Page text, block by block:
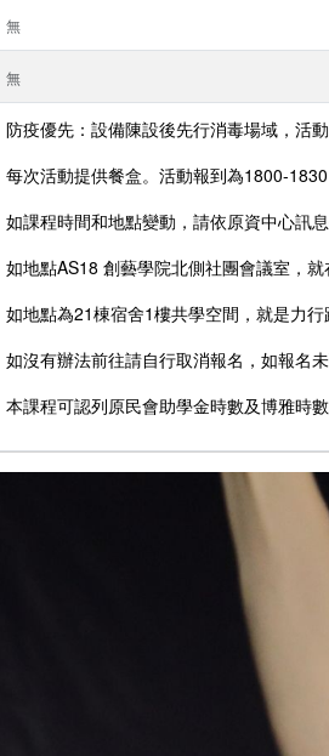
無
無
防疫優先：設備陳設後先行消毒場域，活
每次活動提供餐盒。活動報到為1800-
如課程時間和地點變動，請依原資中心訊息
如地點AS18 創藝學院北側社團會議室，
如地點為21棟宿舍1樓共學空間，就是力
如沒有辦法前往請自行取消報名，如報名
本課程可認列原民會助學金時數及博雅時